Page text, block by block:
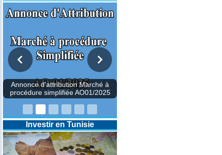
DESIGNATION D’UN REVISEUR
COMPTABLE POUR LES
EXERCICES 2025-2026-2027
Investir en Tunisie